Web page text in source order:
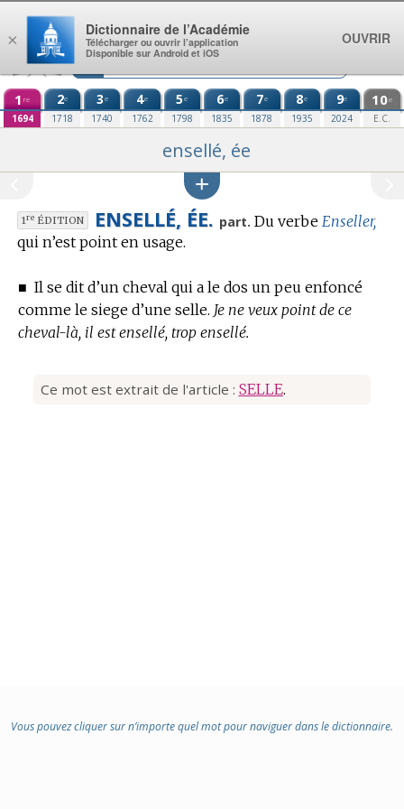
Aller au contenu
1 re
1694
2e
1718
3e
1740
4e
1762
5e
1798
6e
1835
7e
1878
8e
1935
9e
2024
10e
E.C.
ensellé, ée
1reÉDITION ENSELLÉ, ÉE. part. Du verbe Enseller,
qui n’est point en usage.
■ Il se dit d’un cheval qui a le dos un peu enfoncé
comme le siege d’une selle. Je ne veux point de ce
cheval-là, il est ensellé, trop ensellé.
Ce mot est extrait de l'article : SELLE.
Vous pouvez cliquer sur n’importe quel mot pour naviguer dans le dictionnaire.
×
Dictionnaire de l’Académie
Télécharger ou ouvrir l’application
Disponible sur Android et iOS
OUVRIR